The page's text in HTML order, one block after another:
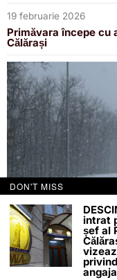
19 februarie 2026
Primăvara începe cu
Călărași
DON'T MISS
intrat
șef al